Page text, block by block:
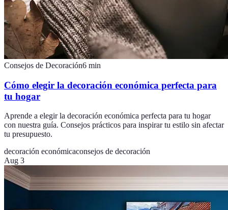
Consejos de Decoración6 min
Cómo elegir la decoración económica perfecta para
tu hogar
Aprende a elegir la decoración económica perfecta para tu hogar
con nuestra guía. Consejos prácticos para inspirar tu estilo sin afectar
tu presupuesto.
decoración económicaconsejos de decoración
Aug 3